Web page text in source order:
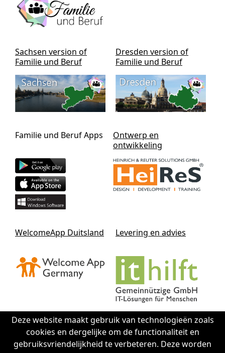
Deze website maakt gebruik van technologieën zoals
cookies en dergelijke om de functionaliteit en
gebruiksvriendelijkheid te verbeteren. Deze worden
Sachsen version of
Familie und Beruf
Dresden version of
Familie und Beruf
Familie und Beruf Apps
Ontwerp en
ontwikkeling
WelcomeApp Duitsland Levering en advies
Contact IThilft gGmbH